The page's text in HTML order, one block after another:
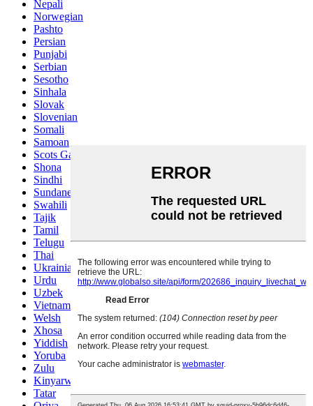
Nepali
Norwegian
Pashto
Persian
Punjabi
Serbian
Sesotho
Sinhala
Slovak
Slovenian
Somali
Samoan
Scots Gaelic
Shona
Sindhi
Sundanese
Swahili
Tajik
Tamil
Telugu
Thai
Ukrainian
Urdu
Uzbek
Vietnamese
Welsh
Xhosa
Yiddish
Yoruba
Zulu
Kinyarwanda
Tatar